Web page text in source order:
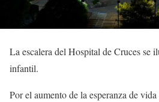
La escalera del Hospital de Cruces se
infantil.
Por el aumento de la esperanza de